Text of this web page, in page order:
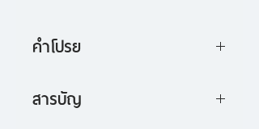
คำโปรย
รวมเรื่องสั้น "ซ้ายสันนิวาส" เป็น
เรื่องราวรักๆ ใคร่ๆ ผลงานของนัก
สารบัญ